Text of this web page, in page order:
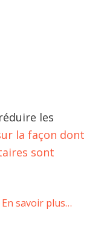
les
la façon dont
sont
En savoir plus…